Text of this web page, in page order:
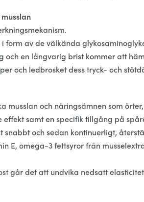
form av de välkända
och en långvarig brist kommer att
och ledbrosket dess tryck- och
musslan och näringsämnen som
samt en specifik tillgång på
och sedan kontinuerligt,
E, omega-3 fettsyror från
går det att undvika nedsatt